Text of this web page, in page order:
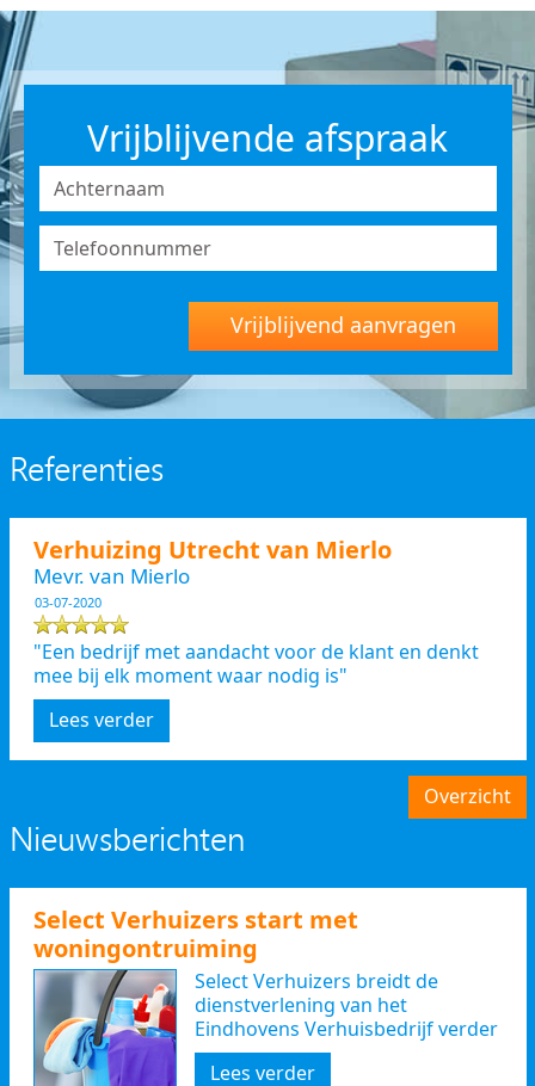
Vrijblijvende afspraak
Vrijblijvend aanvragen
Referenties
Verhuizing Utrecht van Mierlo
Mevr. van Mierlo
03-07-2020
"Een bedrijf met aandacht voor de klant en denkt
mee bij elk moment waar nodig is"
Lees verder
Overzicht
Nieuwsberichten
Select Verhuizers start met
woningontruiming
Select Verhuizers breidt de
dienstverlening van het
Eindhovens Verhuisbedrijf verder
uit
Lees verder